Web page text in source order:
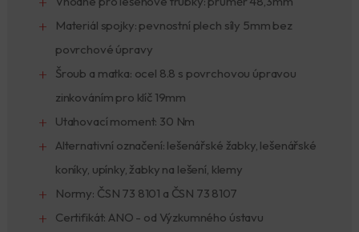
Materiál spojky: pevnostní plech síly 5mm bez
povrchové úpravy
Šroub a matka: ocel 8.8 s povrchovou úpravou
zinkováním pro klíč 19mm
Utahovací moment: 30 Nm
Alternativní označení: lešenářské žabky, lešenářské
koníky, upínky, žabky na lešení, klemy
Normy: ČSN 73 8101 a ČSN 73 8107
Certifikát: ANO - od Výzkumného ústavu